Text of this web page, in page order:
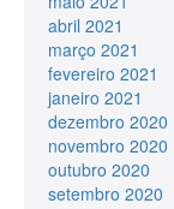
abril 2021
março 2021
fevereiro 2021
janeiro 2021
dezembro 2020
novembro 2020
outubro 2020
setembro 2020